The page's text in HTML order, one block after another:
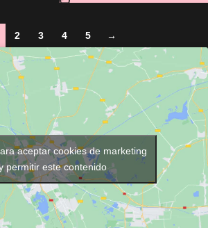
2 3 4 5 →
aceptar cookies de marketing
permitir este contenido